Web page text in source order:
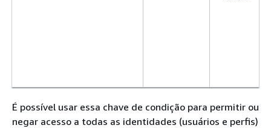
É possível usar essa chave de condição para permitir ou
negar acesso a todas as identidades (usuários e perfis)